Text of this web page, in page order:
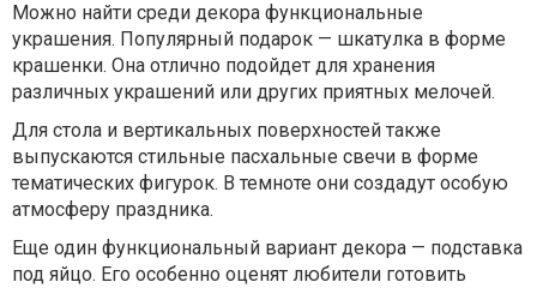
Можно найти среди декора функциональные
украшения. Популярный подарок — шкатулка в форме
крашенки. Она отлично подойдет для хранения
различных украшений или других приятных мелочей.
Для стола и вертикальных поверхностей также
выпускаются стильные пасхальные свечи в форме
тематических фигурок. В темноте они создадут особую
атмосферу праздника.
Еще один функциональный вариант декора — подставка
под яйцо. Его особенно оценят любители готовить